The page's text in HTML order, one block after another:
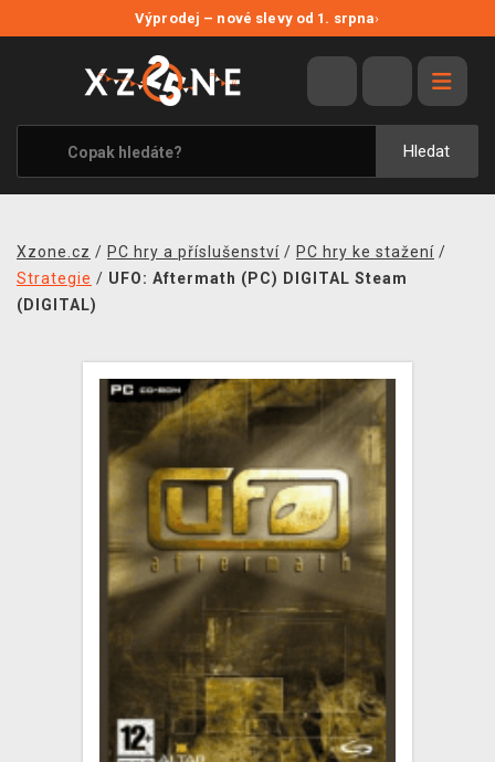
Výprodej – nové slevy od 1. srpna›
Hledat
VÝPRODEJ
VIDEOHRY
XZONE ORIGINALS
TÉMATIKY
MERCHANDISE
PRODEJNY
XZONE KLUB
TCG & BOARDGAME HUB
VÝKUP HER (BAZAR)
Xzone.cz / PC hry a příslušenství / PC hry ke stažení /
Strategie / UFO: Aftermath (PC) DIGITAL Steam
(DIGITAL)